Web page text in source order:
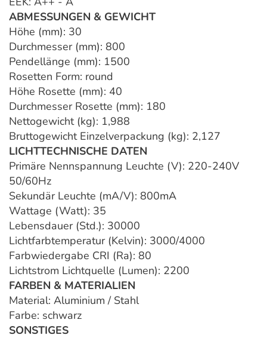
ABMESSUNGEN & GEWICHT
Höhe (mm): 30
Durchmesser (mm): 800
Pendellänge (mm): 1500
Rosetten Form: round
Höhe Rosette (mm): 40
Durchmesser Rosette (mm): 180
Nettogewicht (kg): 1,988
Bruttogewicht Einzelverpackung (kg): 2,127
LICHTTECHNISCHE DATEN
Primäre Nennspannung Leuchte (V): 220-240V
50/60Hz
Sekundär Leuchte (mA/V): 800mA
Wattage (Watt): 35
Lebensdauer (Std.): 30000
Lichtfarbtemperatur (Kelvin): 3000/4000
Farbwiedergabe CRI (Ra): 80
Lichtstrom Lichtquelle (Lumen): 2200
FARBEN & MATERIALIEN
Material: Aluminium / Stahl
Farbe: schwarz
SONSTIGES